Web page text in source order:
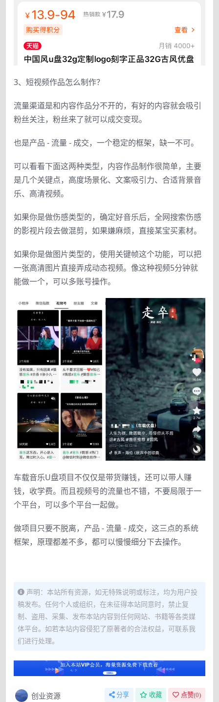
3、短视频作品怎么制作？
流量渠道是和内容作品分不开的，有好的内容就会吸引
粉丝关注，粉丝来了就可以成交变现。
也是产品 - 流量 - 成交，一个稳定的框架，缺一不可。
可以看看下面这两种类型，内容作品制作很简单，主要
是几个关键点，高度场景化、文案吸引力、合适背景音
乐、高清视频。
如果你是做伤感类型的，确定好音乐后，全网搜索伤感
的影视片段去做混剪，如果嫌麻烦，直接某宝买素材。
如果你是做图片类型的，使用关键帧这个功能，可以把
一张高清图片直接弄成动态视频。像这种视频5分钟就
能做一个，可以多账号操作。
车载音乐U盘项目不仅仅是带货赚钱，还可以带人赚
钱，收学费。而且视频号的流量也不错，不要局限于一
个平台，可以多个平台一起做。
做项目只要不脱离，产品 - 流量 - 成交，这三点的系统
框架，原理都差不多，都可以慢慢细分下去操作。
声明：本站所有资源，如无特殊说明或标注，均为用户投
稿发布。任何个人或组织，在未征得本站同意时，禁止复
制、盗用、采集、发布本站内容到任何网站、书籍等各类媒
体平台。如若本站内容侵犯了原著者的合法权益，可联系我
们进行处理。
创业资源 分享 收藏 点赞(0)